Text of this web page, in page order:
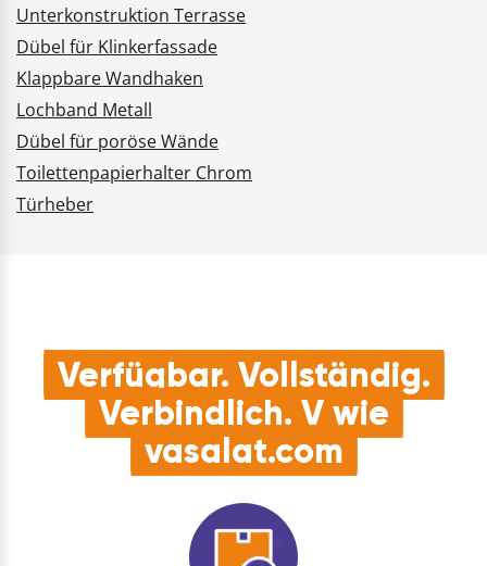
Unterkonstruktion Terrasse
Dübel für Klinkerfassade
Klappbare Wandhaken
Lochband Metall
Dübel für poröse Wände
Toilettenpapierhalter Chrom
Türheber
Verfügbar. Vollständig.
Verbindlich. V wie
vasalat.com